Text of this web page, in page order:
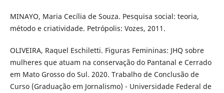
MINAYO, Maria Cecília de Souza. Pesquisa social: teoria,
método e criatividade. Petrópolis: Vozes, 2011.
OLIVEIRA, Raquel Eschiletti. Figuras Femininas: JHQ sobre
mulheres que atuam na conservação do Pantanal e Cerrado
em Mato Grosso do Sul. 2020. Trabalho de Conclusão de
Curso (Graduação em Jornalismo) - Universidade Federal de